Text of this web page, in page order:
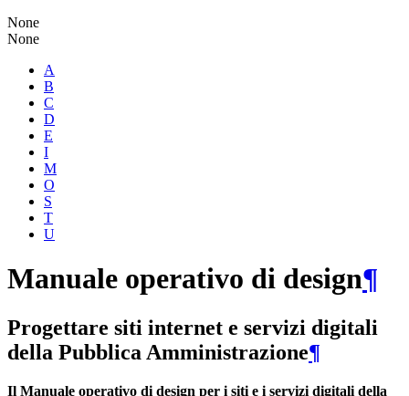
None
None
A
B
C
D
E
I
M
O
S
T
U
Manuale operativo di design¶
Progettare siti internet e servizi digitali
della Pubblica Amministrazione¶
Il Manuale operativo di design per i siti e i servizi digitali della